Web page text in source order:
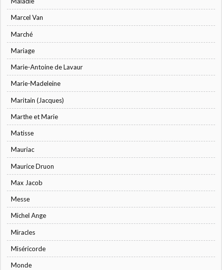
Marcel Van
Marché
Mariage
Marie-Antoine de Lavaur
Marie-Madeleine
Maritain (Jacques)
Marthe et Marie
Matisse
Mauriac
Maurice Druon
Max Jacob
Messe
Michel Ange
Miracles
Miséricorde
Monde